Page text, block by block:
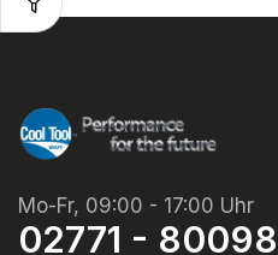
Mo-Fr, 09:00 - 17:00 Uhr
02771 -